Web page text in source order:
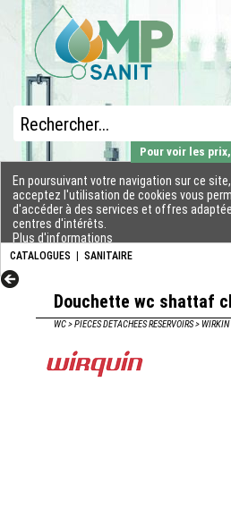
CATALOGUES SANITAIRE
En poursuivant votre navigation sur ce
acceptez l'utilisation de cookies vous
d'accéder à des services et offres
centres d'intérêts.
Plus d'informations
Pour voir les